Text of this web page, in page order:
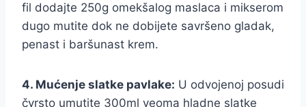
fil dodajte 250g omekšalog maslaca i mikserom
dugo mutite dok ne dobijete savršeno gladak,
penast i baršunast krem.
4. Mućenje slatke pavlake: U odvojenoj posudi
čvrsto umutite 300ml veoma hladne slatke